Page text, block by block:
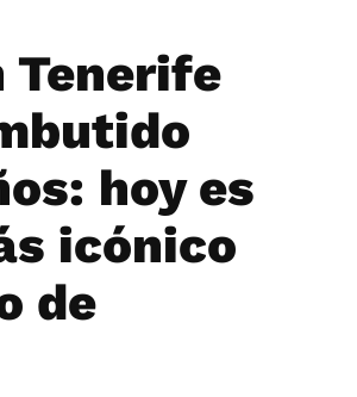
Tenerife
hoy es
icónico
de